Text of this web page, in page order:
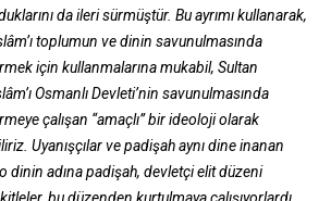
da ileri sürmüştür. Bu ayrımı kullanarak,
toplumun ve dinin savunulmasında
için kullanmalarına mukabil, Sultan
Osmanlı Devleti’nin savunulmasında
çalışan “amaçlı” bir ideoloji olarak
Uyanışçılar ve padişah aynı dine inanan
dinin adına padişah, devletçi elit düzeni